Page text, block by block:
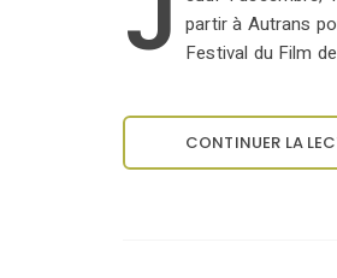
partir à Autrans
Festival du Film
CONTINUER LA